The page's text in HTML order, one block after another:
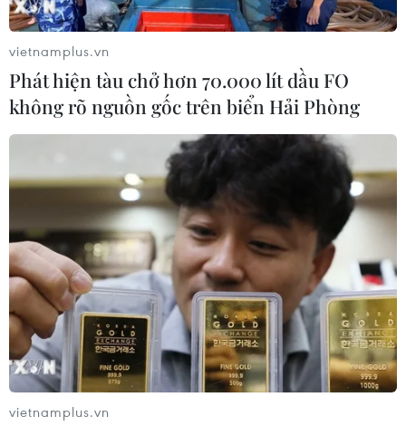
#Lâm Đồng
#Khu dự trữ sinh quyển Langbiang
#UNESCO
#Đa dạng sinh học Lâm Đồng
vietnamplus.vn
Phát hiện tàu chở hơn 70.000 lít dầu FO
không rõ nguồn gốc trên biển Hải Phòng
vietnamplus.vn